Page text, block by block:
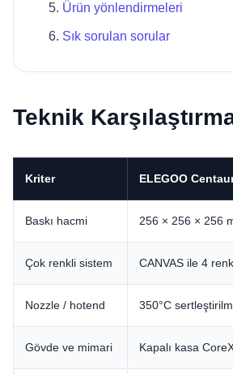
Ürün yönlendirmeleri
Sık sorulan sorular
Teknik
Kriter ELEGOO
Baskı hacmi 256 × 256 × 256
Çok renkli sistem CANVAS ile 4
Nozzle / hotend 350°C
Gövde ve mimari Kapalı kasa